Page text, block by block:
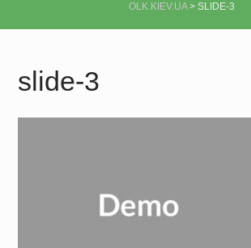
OLK.KIEV.UA> SLIDE-3
slide-3